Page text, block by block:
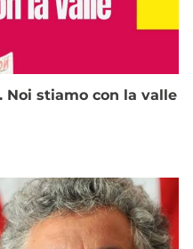
Noi stiamo con la valle